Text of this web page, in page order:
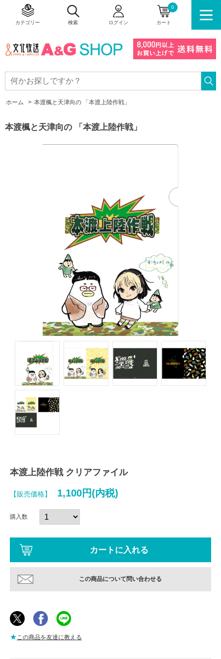
カート
0
ログイン
検索
カテゴリー
ホーム > 本渡楓と天津向の 「本渡上陸作戦」
本渡楓と天津向の 「本渡上陸作戦」
本渡上陸作戦 クリアファイル
【販売価格】 1,100円(内税)
購入数
この商品について問い合わせる
★この商品を友達に教える